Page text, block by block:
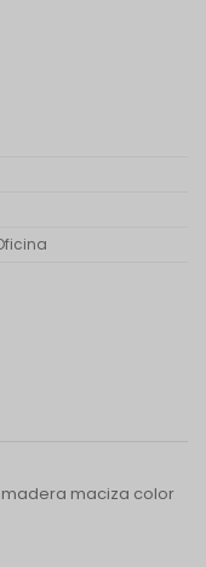
maciza color